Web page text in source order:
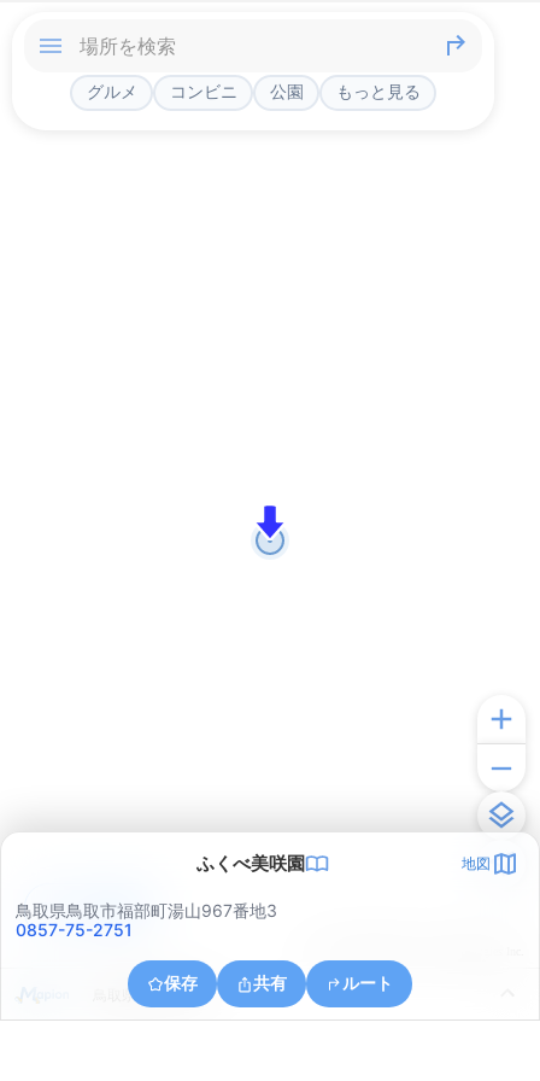
グルメ コンビニ 公園 もっと見る
ふくべ美咲園 地図
鳥取県鳥取市福部町湯山967番地3
0857-75-2751
保存 共有 ルート
鳥取県鳥取市浜坂
アプリで見る